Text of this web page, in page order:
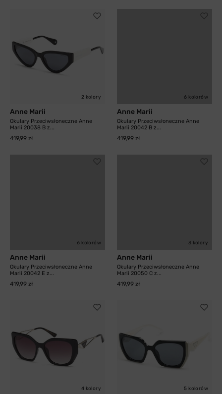
2 kolory
Anne Marii
Okulary Przeciwsłoneczne Anne
Marii 20038 B z...
419,99 zł
6 kolorów
Anne Marii
Okulary Przeciwsłoneczne Anne
Marii 20042 B z...
419,99 zł
6 kolorów
Anne Marii
Okulary Przeciwsłoneczne Anne
Marii 20042 E z...
419,99 zł
3 kolory
Anne Marii
Okulary Przeciwsłoneczne Anne
Marii 20050 C z...
419,99 zł
4 kolory 5 kolorów